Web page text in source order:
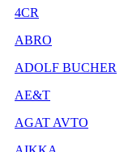
4CR
ABRO
ADOLF BUCHER
AE&T
AGAT AVTO